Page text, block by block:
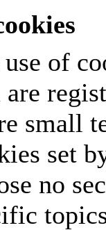
of
small
set
no